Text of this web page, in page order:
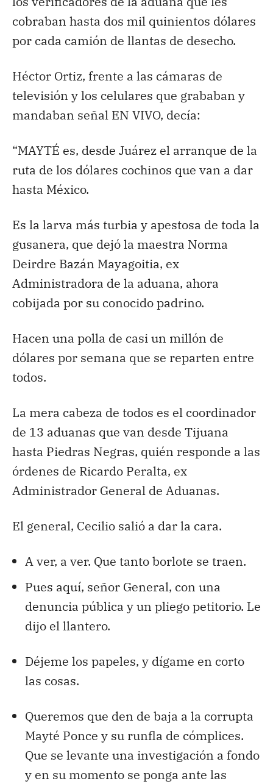
cobraban hasta dos mil quinientos dólares
por cada camión de llantas de desecho.
Héctor Ortiz, frente a las cámaras de
televisión y los celulares que grababan y
mandaban señal EN VIVO, decía:
“MAYTÉ es, desde Juárez el arranque de la
ruta de los dólares cochinos que van a dar
hasta México.
Es la larva más turbia y apestosa de toda la
gusanera, que dejó la maestra Norma
Deirdre Bazán Mayagoitia, ex
Administradora de la aduana, ahora
cobijada por su conocido padrino.
Hacen una polla de casi un millón de
dólares por semana que se reparten entre
todos.
La mera cabeza de todos es el coordinador
de 13 aduanas que van desde Tijuana
hasta Piedras Negras, quién responde a las
órdenes de Ricardo Peralta, ex
Administrador General de Aduanas.
El general, Cecilio salió a dar la cara.
A ver, a ver. Que tanto borlote se traen.
Pues aquí, señor General, con una
denuncia pública y un pliego petitorio. Le
dijo el llantero.
Déjeme los papeles, y dígame en corto
las cosas.
Queremos que den de baja a la corrupta
Mayté Ponce y su runfla de cómplices.
Que se levante una investigación a fondo
y en su momento se ponga ante las